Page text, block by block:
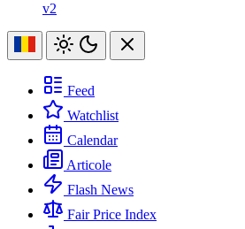
v2
Feed
Watchlist
Calendar
Articole
Flash News
Fair Price Index